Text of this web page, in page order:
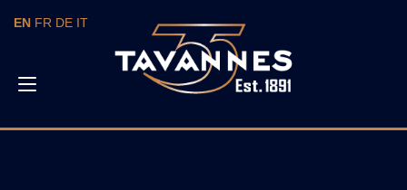
Toggle
EN FR DE IT